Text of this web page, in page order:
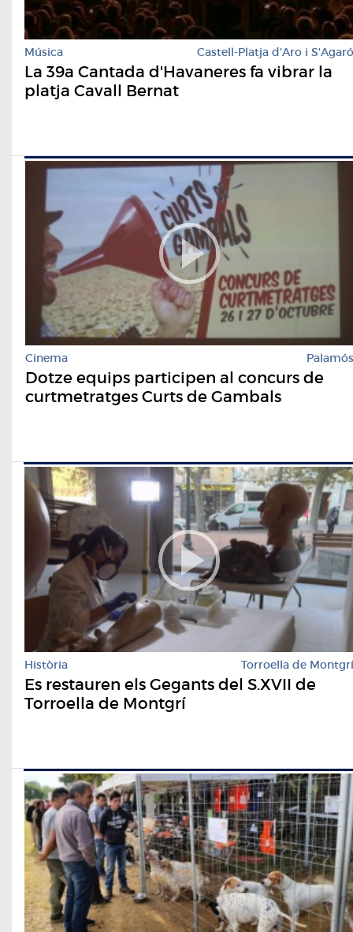
Música Castell-Platja d'Aro i S'Agaró
La 39a Cantada d'Havaneres fa vibrar la
platja Cavall Bernat
Cinema Palamós
Dotze equips participen al concurs de
curtmetratges Curts de Gambals
Història Torroella de Montgrí
Es restauren els Gegants del S.XVII de
Torroella de Montgrí